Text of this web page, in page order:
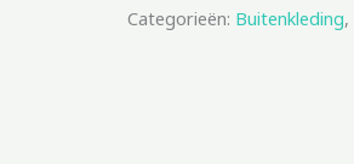
Categorieën: Buitenkleding,